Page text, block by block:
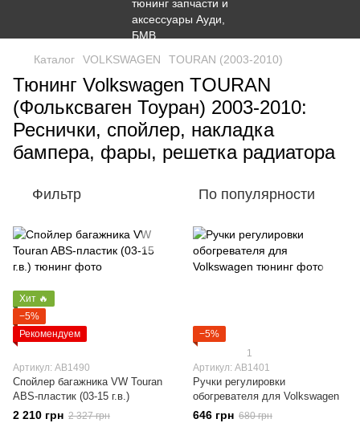
Каталог VOLKSWAGEN TOURAN (2003-2010)
Тюнинг Volkswagen TOURAN
(Фольксваген Тоуран) 2003-2010:
Реснички, спойлер, накладка
бампера, фары, решетка радиатора
Фильтр По популярности
Хит 🔥
−5%
Рекомендуем
Артикул: AB1490
Спойлер багажника VW Touran
ABS-пластик (03-15 г.в.)
2 210 грн 2 327 грн
−5%
1
Артикул: AB1401
Ручки регулировки
обогревателя для Volkswagen
646 грн 680 грн